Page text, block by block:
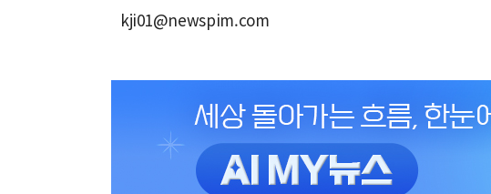
kji01@newspim.com